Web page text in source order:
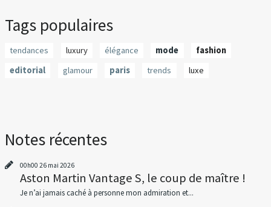
Tags populaires
tendances luxury élégance mode
fashion
editorial
glamour paris trends luxe
Notes récentes
00h00 26 mai 2026
Aston Martin Vantage S, le coup de maître !
Je n’ai jamais caché à personne mon admiration et...